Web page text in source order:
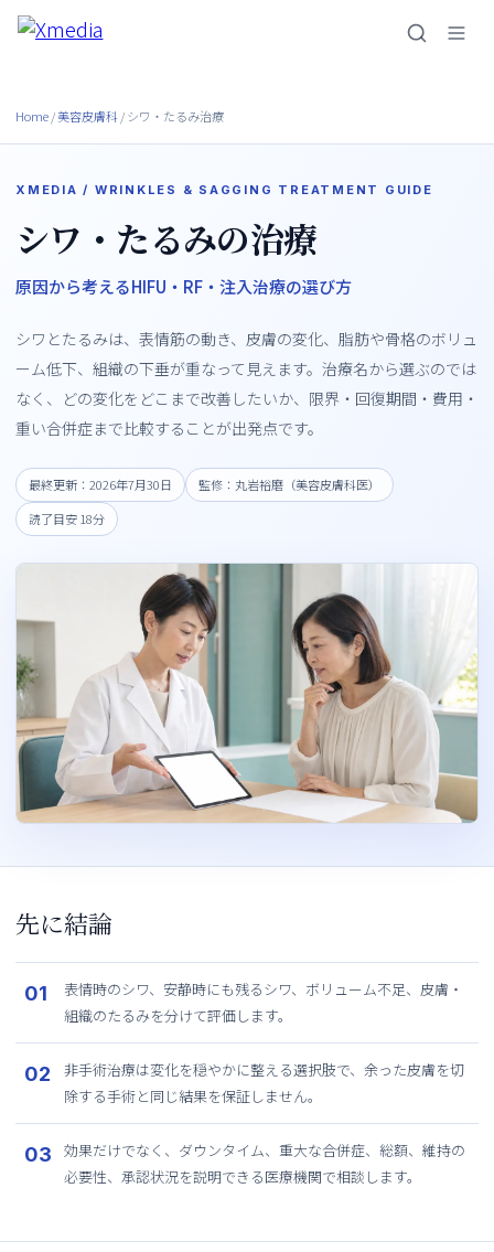
内
キ
プ
Home/美容皮膚科/ シワ・たるみ治療
XMEDIA / WRINKLES & SAGGING TREATMENT GUIDE
シワ・たるみの治療
原因から考えるHIFU ・ RF ・ 注入治療の選び方
シワとたるみは、表情筋の動き、皮膚の変化、脂肪や骨格のボリュ
ーム低下、組織の下垂が重なって見えます。治療名から選ぶのでは
なく、どの変化をどこまで改善したいか、限界・回復期間・費用・
重い合併症まで比較することが出発点です。
最終更新：2026年7月30日
監修：丸岩裕磨（美容皮膚科医）
読了目安 18分
先に結論
表情時のシワ、安静時にも残るシワ、ボリューム不足、皮膚・
組織のたるみを分けて評価します。
非手術治療は変化を穏やかに整える選択肢で、余った皮膚を切
除する手術と同じ結果を保証しません。
効果だけでなく、ダウンタイム、重大な合併症、総額、維持の
必要性、承認状況を説明できる医療機関で相談します。